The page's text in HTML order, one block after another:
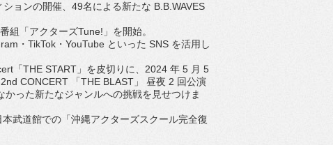
ョンの開催、49名による新たな B.B.WAVES
組「アクターズTune!」 を開始。
・TikTok・YouTube といった SNS を活用し
「THE START」を皮切りに、2024 年 5 月 5
CONCERT 「THE BLAST」 昼夜 2 回公演
かった新たなジャンルへの挑戦を見せつけま
武道館での「沖縄アクターズスクール完全復